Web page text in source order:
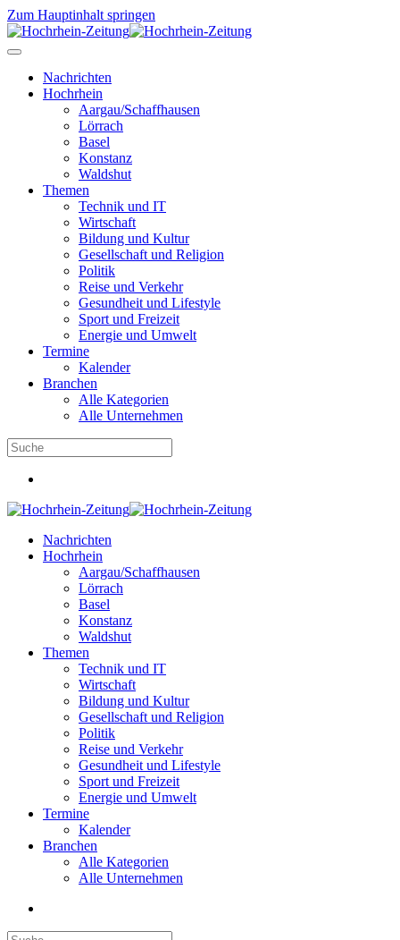
Zum Hauptinhalt springen
Nachrichten
Hochrhein
Aargau/Schaffhausen
Lörrach
Basel
Konstanz
Waldshut
Themen
Technik und IT
Wirtschaft
Bildung und Kultur
Gesellschaft und Religion
Politik
Reise und Verkehr
Gesundheit und Lifestyle
Sport und Freizeit
Energie und Umwelt
Termine
Kalender
Branchen
Alle Kategorien
Alle Unternehmen
Nachrichten
Hochrhein
Aargau/Schaffhausen
Lörrach
Basel
Konstanz
Waldshut
Themen
Technik und IT
Wirtschaft
Bildung und Kultur
Gesellschaft und Religion
Politik
Reise und Verkehr
Gesundheit und Lifestyle
Sport und Freizeit
Energie und Umwelt
Termine
Kalender
Branchen
Alle Kategorien
Alle Unternehmen